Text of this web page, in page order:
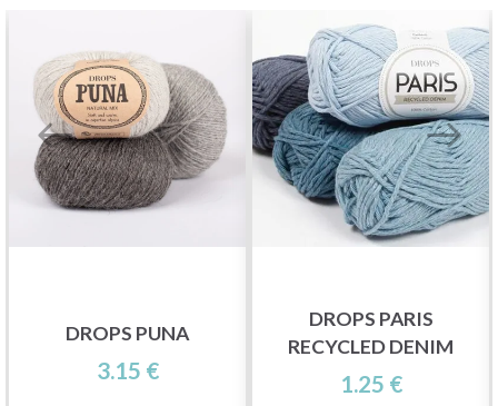
DROPS PUNA
3.15 €
DROPS PARIS
RECYCLED DENIM
1.25 €